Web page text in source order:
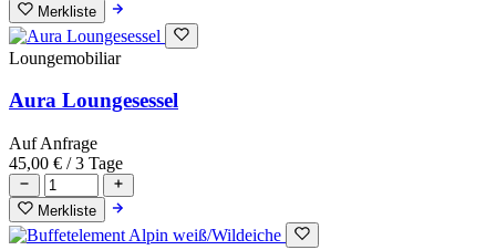
Merkliste
Loungemobiliar
Aura Loungesessel
Auf Anfrage
45,00 € / 3 Tage
Merkliste